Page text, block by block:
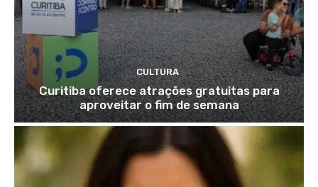
CULTURA
Curitiba oferece atrações gratuitas para
aproveitar o fim de semana